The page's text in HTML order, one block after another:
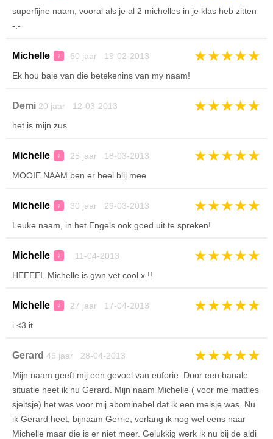
superfijne naam, vooral als je al 2 michelles in je klas heb zitten
-.-
Michelle ♀ 60 jaar 19-02-2013 ★★★★★
Ek hou baie van die betekenins van my naam!
Demi 20 jaar 12-03-2013 ★★★★★
het is mijn zus
Michelle ♀ 25 jaar 18-03-2013 ★★★★★
MOOIE NAAM ben er heel blij mee
Michelle ♀ 30 jaar 29-03-2013 ★★★★★
Leuke naam, in het Engels ook goed uit te spreken!
Michelle ♀ 11-04-2013 ★★★★★
HEEEEI, Michelle is gwn vet cool x !!
Michelle ♀ 27 jaar 17-04-2013 ★★★★★
i <3 it
Gerard 46 jaar 28-04-2013 ★★★★★
Mijn naam geeft mij een gevoel van euforie. Door een banale
situatie heet ik nu Gerard. Mijn naam Michelle ( voor me matties
sjeltsje) het was voor mij abominabel dat ik een meisje was. Nu
ik Gerard heet, bijnaam Gerrie, verlang ik nog wel eens naar
Michelle maar die is er niet meer. Gelukkig werk ik nu bij de aldi